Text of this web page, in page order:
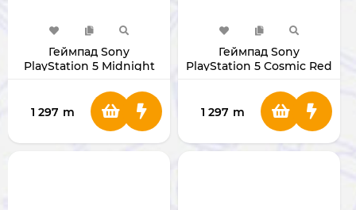
Геймпад Sony
PlayStation 5 Midnight
1 297 m
Геймпад Sony
PlayStation 5 Cosmic Red
1 297 m